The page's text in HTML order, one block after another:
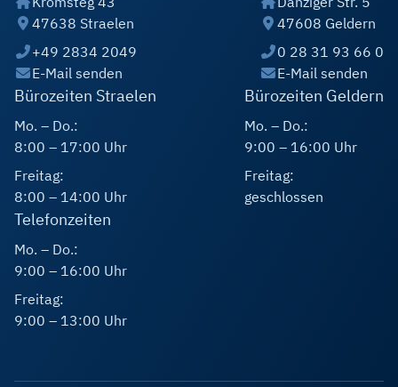
47638 Straelen
+49 2834 2049
E-Mail senden
47608 Geldern
0 28 31 93 66 0
E-Mail senden
Bürozeiten Straelen
Mo. – Do.:
8:00 – 17:00 Uhr
Freitag:
8:00 – 14:00 Uhr
Bürozeiten Geldern
Mo. – Do.:
9:00 – 16:00 Uhr
Freitag:
geschlossen
Telefonzeiten
Mo. – Do.:
9:00 – 16:00 Uhr
Freitag:
9:00 – 13:00 Uhr